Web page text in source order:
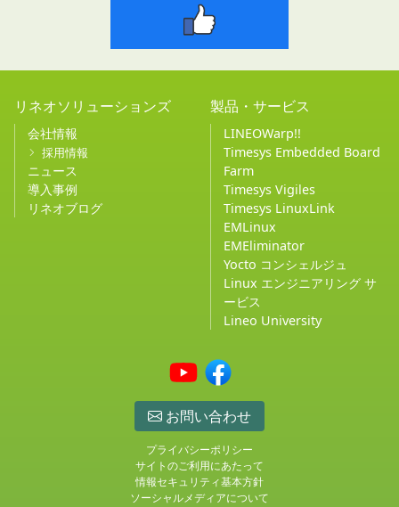
リネオソリューションズ
会社情報
採用情報
ニュース
導入事例
リネオブログ
製品・サービス
LINEOWarp!!
Timesys Embedded Board
Farm
Timesys Vigiles
Timesys LinuxLink
EMLinux
EMEliminator
Yocto コンシェルジュ
Linux エンジニアリング サ
ービス
Lineo University
お問い合わせ
プライバシーポリシー
サイトのご利用にあたって
情報セキュリティ基本方針
ソーシャルメディアについて